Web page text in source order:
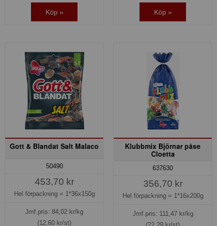
Köp » Köp »
Gott & Blandat Salt Malaco
50490
453,70 kr
Hel förpackning = 1*36x150g
Jmf.pris: 84,02 kr/kg
(12,60 kr/st)
Klubbmix Björnar påse
Cloetta
637630
356,70 kr
Hel förpackning = 1*16x200g
Jmf.pris: 111,47kr/kg